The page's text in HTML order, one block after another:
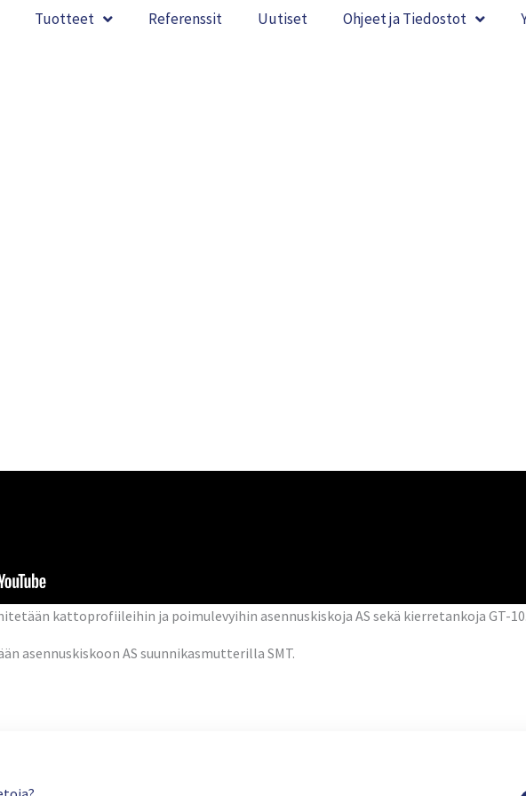
Tuotteet Referenssit Uutiset Ohjeet ja Tiedostot
kattoprofiileihin ja poimulevyihin asennuskiskoja AS sekä kierretankoja GT-
asennuskiskoon AS suunnikasmutterilla SMT.